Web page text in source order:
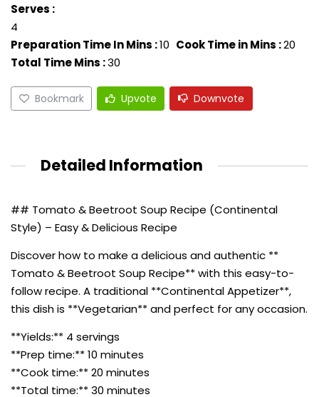
Serves :
4
Preparation Time In Mins :10 Cook Time in Mins :20
Total Time Mins :30
Bookmark Upvote Downvote
Detailed Information
## Tomato & Beetroot Soup Recipe (Continental
Style) – Easy & Delicious Recipe
Discover how to make a delicious and authentic **
Tomato & Beetroot Soup Recipe** with this easy-to-
follow recipe. A traditional **Continental Appetizer**,
this dish is **Vegetarian** and perfect for any occasion.
**Yields:** 4 servings
**Prep time:** 10 minutes
**Cook time:** 20 minutes
**Total time:** 30 minutes